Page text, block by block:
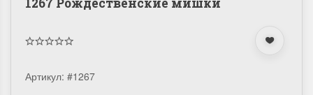
Артикул: #1267